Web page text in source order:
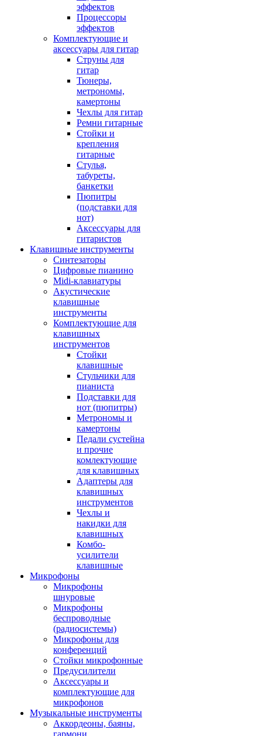
эффектов
Процессоры
эффектов
Комплектующие и
аксессуары для гитар
Струны для
гитар
Тюнеры,
метрономы,
камертоны
Чехлы для гитар
Ремни гитарные
Стойки и
крепления
гитарные
Стулья,
табуреты,
банкетки
Пюпитры
(подставки для
нот)
Аксессуары для
гитаристов
Клавишные инструменты
Синтезаторы
Цифровые пианино
Midi-клавиатуры
Акустические
клавишные
инструменты
Комплектующие для
клавишных
инструментов
Стойки
клавишные
Стульчики для
пианиста
Подставки для
нот (пюпитры)
Метрономы и
камертоны
Педали сустейна
и прочие
комлектующие
для клавишных
Адаптеры для
клавишных
инструментов
Чехлы и
накидки для
клавишных
Комбо-
усилители
клавишные
Микрофоны
Микрофоны
шнуровые
Микрофоны
беспроводные
(радиосистемы)
Микрофоны для
конференций
Стойки микрофонные
Предусилители
Аксессуары и
комплектующие для
микрофонов
Музыкальные инструменты
Аккордеоны, баяны,
гармони